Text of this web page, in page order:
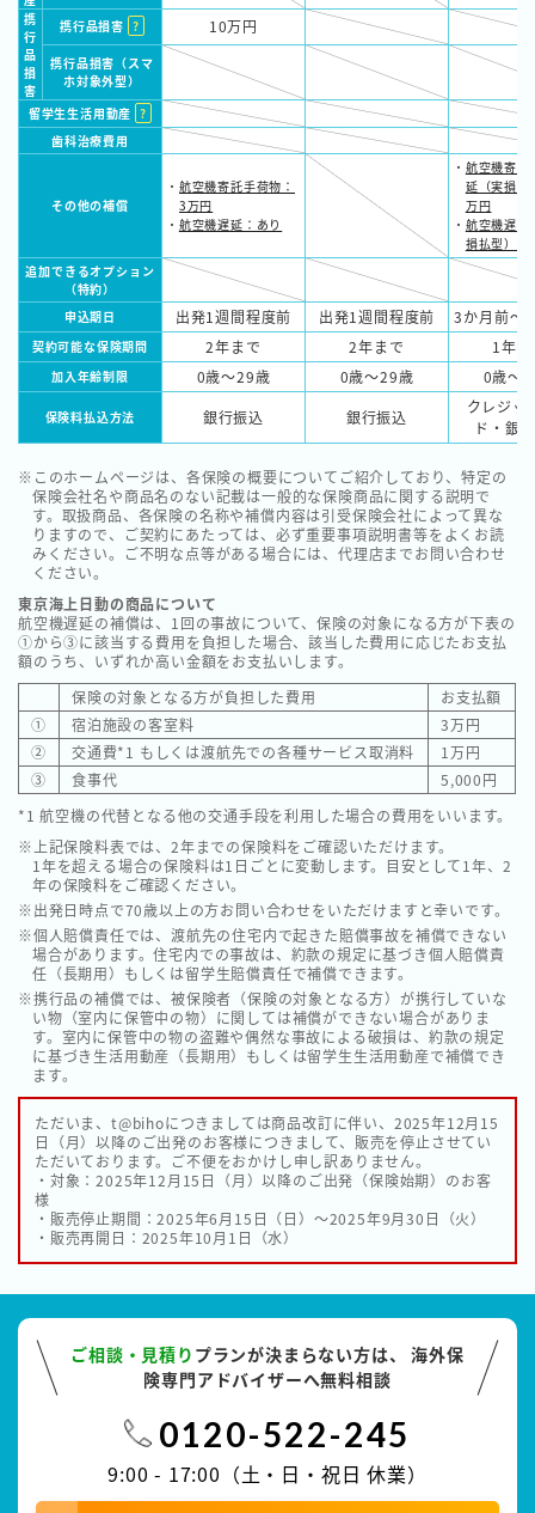
携
行
品
損
害
携行品損害 ? 10万円
携行品損害（スマ
ホ対象外型）
留学生生活用動産 ?
歯科治療費用
その他の補償
航空機寄託手荷物：
3万円
航空機遅延：あり
航空機寄託
延（実損払
万円
航空機遅延
損払型）：
追加できるオプション
（特約）
申込期日
出発1週間程度前 出発1週間程度前 3か月前〜
契約可能な保険期間 2年まで 2年まで 1年
加入年齢制限 0歳〜29歳 0歳〜29歳 0歳～
保険料払込方法 銀行振込 銀行振込
クレジッ
ド・銀
このホームページは、各保険の概要についてご紹介しており、特定の
保険会社名や商品名のない記載は一般的な保険商品に関する説明で
す。取扱商品、各保険の名称や補償内容は引受保険会社によって異な
りますので、ご契約にあたっては、必ず重要事項説明書等をよくお読
みください。ご不明な点等がある場合には、代理店までお問い合わせ
ください。
東京海上日動の商品について
航空機遅延の補償は、1回の事故について、保険の対象になる方が下表の
①から③に該当する費用を負担した場合、該当した費用に応じたお支払
額のうち、いずれか高い金額をお支払いします。
保険の対象となる方が負担した費用
お支払額
①
宿泊施設の客室料
3万円
②
交通費*1 もしくは渡航先での各種サービス取消料
1万円
③
食事代
5,000円
*1 航空機の代替となる他の交通手段を利用した場合の費用をいいます。
上記保険料表では、2年までの保険料をご確認いただけます。
1年を超える場合の保険料は1日ごとに変動します。目安として1年、2
年の保険料をご確認ください。
出発日時点で70歳以上の方お問い合わせをいただけますと幸いです。
個人賠償責任では、渡航先の住宅内で起きた賠償事故を補償できない
場合があります。住宅内での事故は、約款の規定に基づき個人賠償責
任（長期用）もしくは留学生賠償責任で補償できます。
携行品の補償では、被保険者（保険の対象となる方）が携行していな
い物（室内に保管中の物）に関しては補償ができない場合がありま
す。室内に保管中の物の盗難や偶然な事故による破損は、約款の規定
に基づき生活用動産（長期用）もしくは留学生生活用動産で補償でき
ます。
ただいま、t@bihoにつきましては商品改訂に伴い、2025年12月15
日（月）以降のご出発のお客様につきまして、販売を停止させてい
ただいております。ご不便をおかけし申し訳ありません。
・対象：2025年12月15日（月）以降のご出発（保険始期）のお客
様
・販売停止期間：2025年6月15日（日）〜2025年9月30日（火）
・販売再開日：2025年10月1日（水）
ご相談・見積り プランが決まらない方は、
海外保
険専門アドバイザーへ無料相談
0120-522-245
9:00 - 17:00（土・日・祝日 休業）